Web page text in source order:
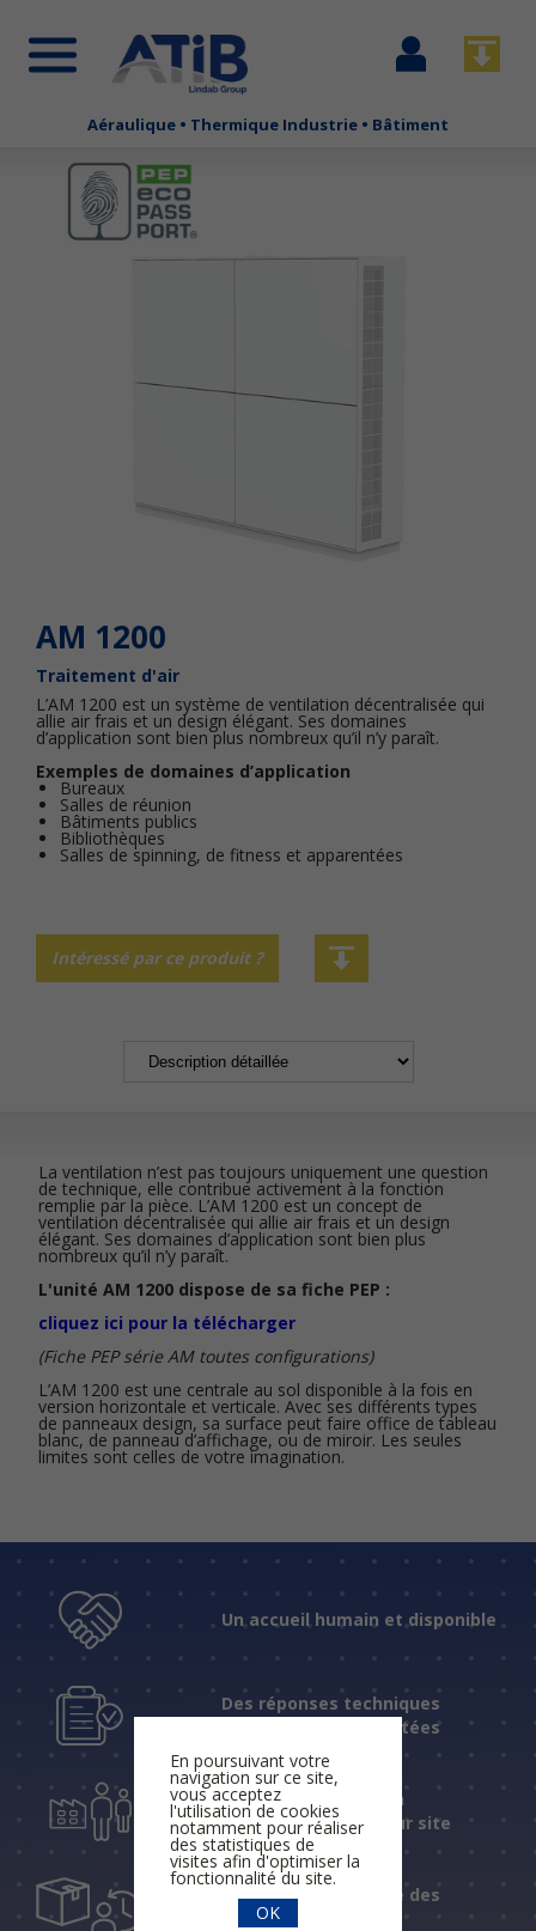
Aéraulique • Thermique Industrie • Bâtiment
AM 1200
Traitement d'air
L’AM 1200 est un système de ventilation décentralisée qui
allie air frais et un design élégant. Ses domaines
d’application sont bien plus nombreux qu’il n’y paraît.
Exemples de domaines d’application
Bureaux
Salles de réunion
Bâtiments publics
Bibliothèques
Salles de spinning, de fitness et apparentées
Intéressé par ce produit ?
La ventilation n’est pas toujours uniquement une question
de technique, elle contribue activement à la fonction
remplie par la pièce. L’AM 1200 est un concept de
ventilation décentralisée qui allie air frais et un design
élégant. Ses domaines d’application sont bien plus
nombreux qu’il n’y paraît.
L'unité AM 1200 dispose de sa fiche PEP :
cliquez ici pour la télécharger
(Fiche PEP série AM toutes configurations)
L’AM 1200 est une centrale au sol disponible à la fois en
version horizontale et verticale. Avec ses différents types
de panneaux design, sa surface peut faire office de tableau
blanc, de panneau d’affichage, ou de miroir. Les seules
limites sont celles de votre imagination.
Un accueil humain et disponible
Des réponses techniques
fiables et expérimentées
Une assistance et un
accompagnement sur site
Un suivi personnalisé des
livraisons
En poursuivant votre
navigation sur ce site,
vous acceptez
l'utilisation de cookies
notamment pour réaliser
des statistiques de
visites afin d'optimiser la
fonctionnalité du site.
OK